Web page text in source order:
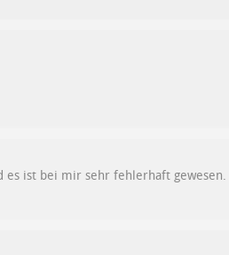
es ist bei mir sehr fehlerhaft gewesen.